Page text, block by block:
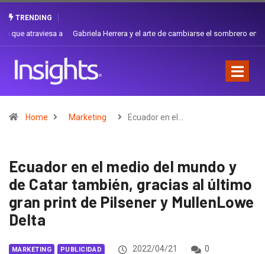
TRENDING
Gabriela Herrera y el arte de cambiarse el sombrero en Corporación
Home Marketing Ecuador en el…
Ecuador en el medio del mundo y
de Catar también, gracias al último
gran print de Pilsener y MullenLowe
Delta
MARKETING PUBLICIDAD 2022/04/21
0